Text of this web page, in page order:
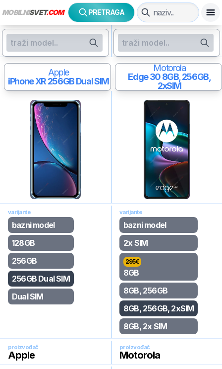
MOBILNISVET.COM PRETRAGA
Apple
iPhone XR256GB Dual SIM
Motorola
Edge 308GB, 256GB,
2xSIM
varijante
bazni model
128GB
256GB
256GB Dual SIM
Dual SIM
varijante
bazni model
2x SIM
295€
8GB
8GB, 256GB
8GB, 256GB, 2xSIM
8GB, 2x SIM
proizvođač
Apple
proizvođač
Motorola